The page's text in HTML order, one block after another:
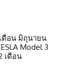
ดือน มิถุนายน
Model 3
เดือน